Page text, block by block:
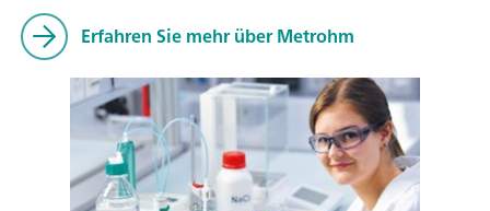
Erfahren Sie mehr über Metrohm